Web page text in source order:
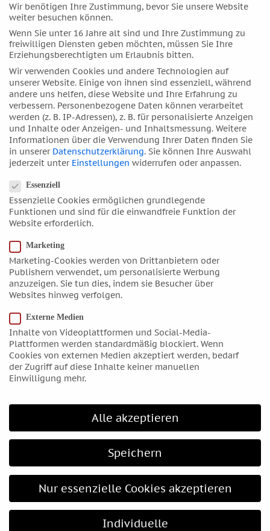
September 2017
August 2017
Juli 2017
Juni 2017
Mai 2017
April 2017
März 2017
Februar 2017
Januar 2017
Dezember 2016
November 2016
Oktober 2016
September 2016
Juli 2016
Juni 2016
Mai 2016
März 2016
Februar 2016
Januar 2016
Dezember 2015
Oktober 2015
August 2015
Juni 2015
Mai 2015
April 2015
Wir benötigen Ihre Zustimmung, bevor Sie unsere Website
weiter besuchen können.
Wenn Sie unter 16 Jahre alt sind und Ihre Zustimmung zu
freiwilligen Diensten geben möchten, müssen Sie Ihre
Erziehungsberechtigten um Erlaubnis bitten.
Wir verwenden Cookies und andere Technologien auf
unserer Website. Einige von ihnen sind essenziell, während
andere uns helfen, diese Website und Ihre Erfahrung zu
verbessern. Personenbezogene Daten können verarbeitet
werden (z. B. IP-Adressen), z. B. für personalisierte Anzeigen
und Inhalte oder Anzeigen- und Inhaltsmessung. Weitere
Informationen über die Verwendung Ihrer Daten finden Sie
in unserer Datenschutzerklärung. Sie können Ihre Auswahl
jederzeit unter Einstellungen widerrufen oder anpassen.
Essenziell
Essenzielle Cookies ermöglichen grundlegende
Funktionen und sind für die einwandfreie Funktion der
Website erforderlich.
Marketing
Marketing-Cookies werden von Drittanbietern oder
Publishern verwendet, um personalisierte Werbung
anzuzeigen. Sie tun dies, indem sie Besucher über
Websites hinweg verfolgen.
Externe Medien
Inhalte von Videoplattformen und Social-Media-
Plattformen werden standardmäßig blockiert. Wenn
Cookies von externen Medien akzeptiert werden, bedarf
der Zugriff auf diese Inhalte keiner manuellen
Einwilligung mehr.
Alle akzeptieren
Speichern
Nur essenzielle Cookies akzeptieren
Individuelle